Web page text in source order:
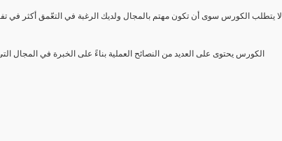
لا يتطلب الكورس سوى أن تكون مهتم بالمجال ولديك الرغبة في التعّمق أكثر في
الكورس يحتوى على العديد من النصائح العملية بناءً على الخبرة في المجال